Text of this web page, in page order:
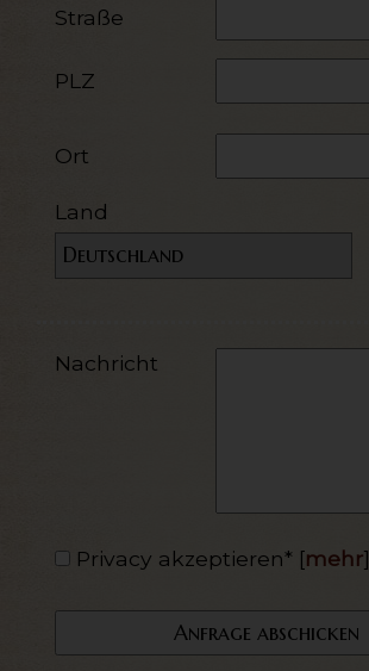
Straße
PLZ
Ort
Land
Nachricht
Privacy akzeptieren* [mehr]